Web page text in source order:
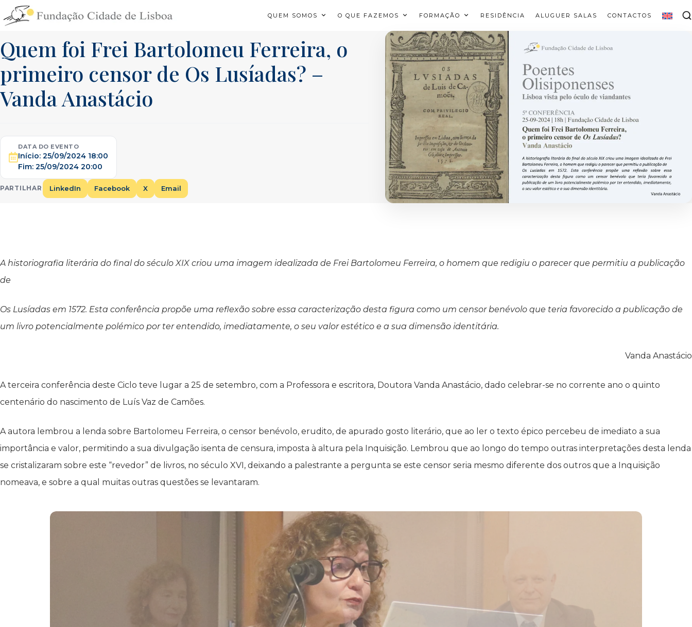
Skip
to
QUEM SOMOS O QUE FAZEMOS FORMAÇÃO RESIDÊNCIA ALUGUER SALAS CONTACTOS
Quem foi Frei Bartolomeu Ferreira, o
primeiro censor de Os Lusíadas? –
Vanda Anastácio
DATA DO EVENTO
Início: 25/09/2024 18:00
Fim: 25/09/2024 20:00
PARTILHAR LinkedIn Facebook X Email
A historiografia literária do final do século XIX criou uma imagem idealizada de Frei Bartolomeu Ferreira, o homem que redigiu o parecer que permitiu a publicação
de
Os Lusíadas em 1572. Esta conferência propõe uma reflexão sobre essa caracterização desta figura como um censor benévolo que teria favorecido a publicação de
um livro potencialmente polémico por ter entendido, imediatamente, o seu valor estético e a sua dimensão identitária.
Vanda Anastácio
A terceira conferência deste Ciclo teve lugar a 25 de setembro, com a Professora e escritora, Doutora Vanda Anastácio, dado celebrar-se no corrente ano o quinto
centenário do nascimento de Luís Vaz de Camões.
A autora lembrou a lenda sobre Bartolomeu Ferreira, o censor benévolo, erudito, de apurado gosto literário, que ao ler o texto épico percebeu de imediato a sua
importância e valor, permitindo a sua divulgação isenta de censura, imposta à altura pela Inquisição. Lembrou que ao longo do tempo outras interpretações desta lenda
se cristalizaram sobre este “revedor” de livros, no século XVI, deixando a palestrante a pergunta se este censor seria mesmo diferente dos outros que a Inquisição
nomeava, e sobre a qual muitas outras questões se levantaram.